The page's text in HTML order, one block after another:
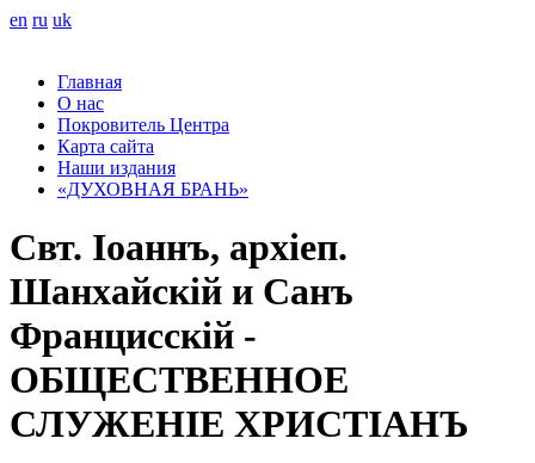
en ru uk
Главная
О нас
Покровитель Центра
Карта сайта
Наши издания
«ДУХОВНАЯ БРАНЬ»
Свт. Іоаннъ, архіеп.
Шанхайскій и Санъ
Францисскій -
ОБЩЕСТВЕННОЕ
СЛУЖЕНІЕ ХРИСТІАНЪ